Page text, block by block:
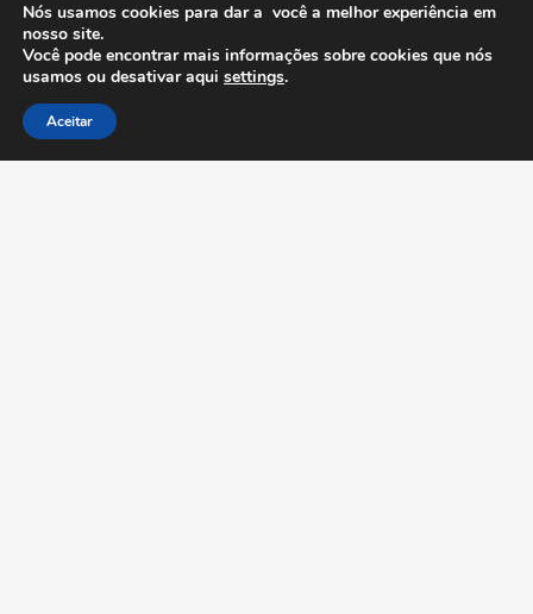
Anuncie Grátis
Nós usamos cookies para dar a você a melhor experiência em
nosso site.
Você pode encontrar mais informações sobre cookies que nós
usamos ou desativar aqui settings.
Aceitar